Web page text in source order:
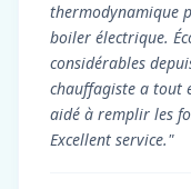
thermodynamique
boiler électrique.
considérables
chauffagiste a tout
aidé à remplir les
Excellent service."